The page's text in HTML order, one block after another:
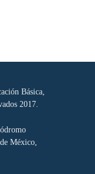
Básica,
2017.
México,